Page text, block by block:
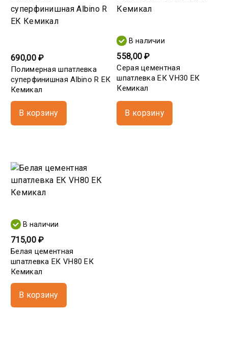
690,00 ₽
Полимерная шпатлевка
суперфинишная Albino R ЕК
Кемикал
В корзину
В наличии
558,00 ₽
Серая цементная
шпатлевка ЕК VH30 ЕК
Кемикал
В корзину
В наличии
715,00 ₽
Белая цементная
шпатлевка ЕК VH80 ЕК
Кемикал
В корзину